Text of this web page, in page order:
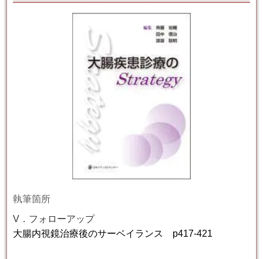
執筆箇所
V．フォローアップ
大腸内視鏡治療後のサーベイランス p417-421